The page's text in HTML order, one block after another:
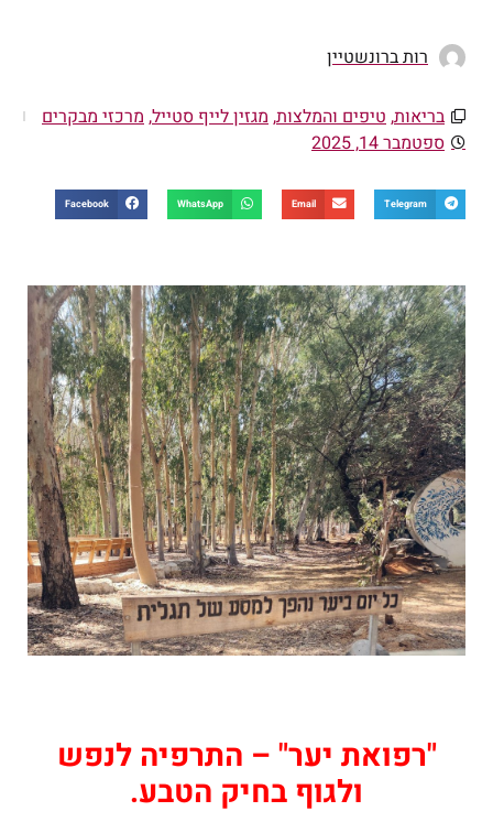
רות ברונשטיין
בריאות, טיפים והמלצות, מגזין לייף סטייל, מרכזי מבקרים
ספטמבר 14, 2025
Telegram
Email
WhatsApp
Facebook
"רפואת יער" – התרפיה לנפש
ולגוף בחיק הטבע.